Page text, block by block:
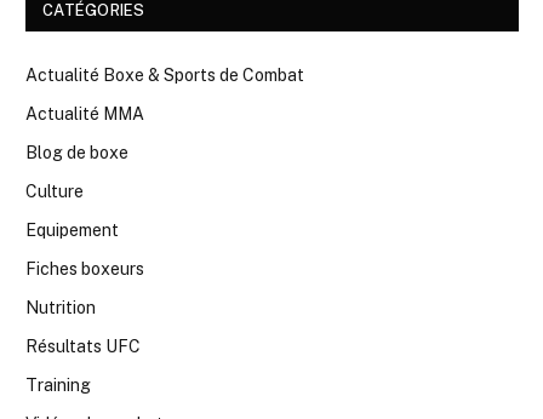
CATÉGORIES
Actualité Boxe & Sports de Combat
Actualité MMA
Blog de boxe
Culture
Equipement
Fiches boxeurs
Nutrition
Résultats UFC
Training